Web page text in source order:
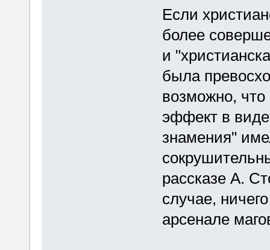
Если
более
и
была
возможно,
эффект в виде
знамения"
рассказе А.
случае,
арсенале